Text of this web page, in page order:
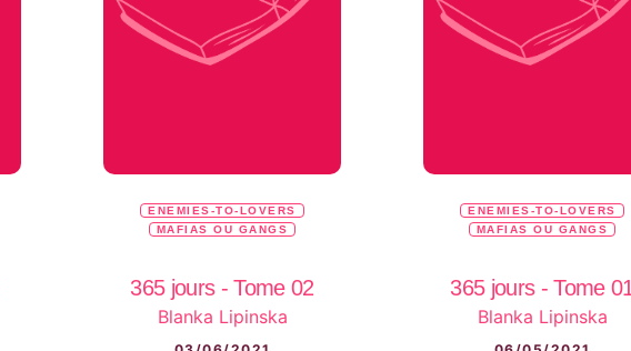
ENEMIES-TO-LOVERS
MAFIAS OU GANGS
365 jours - Tome 02
Blanka Lipinska
ENEMIES-TO-LOVERS
MAFIAS OU GANGS
365 jours - Tome
Blanka Lipinska